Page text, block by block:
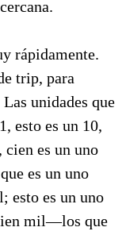
rápidamente.
trip, para
unidades que
esto es un 10,
cien es un uno
es un uno
esto es un uno
mil—los que